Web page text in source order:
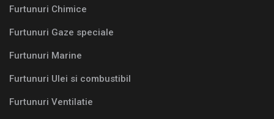
Furtunuri Chimice
Furtunuri Gaze speciale
Furtunuri Marine
Furtunuri Ulei si combustibil
Furtunuri Ventilatie